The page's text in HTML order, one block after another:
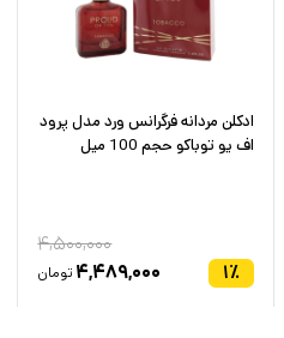
ادکلن مردانه فرگرانس ورد مدل پرود
اف یو توباکو حجم 100 میل
۱٪
۴,۵۰۰,۰۰۰
۴,۴۸۹,۰۰۰ تومان